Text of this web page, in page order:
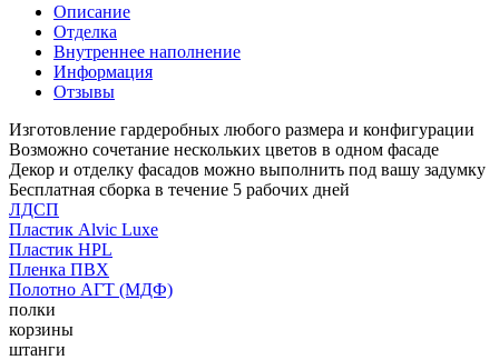
Описание
Отделка
Внутреннее наполнение
Информация
Отзывы
Изготовление гардеробных любого размера и конфигурации
Возможно сочетание нескольких цветов в одном фасаде
Декор и отделку фасадов можно выполнить под вашу задумку
Бесплатная сборка в течение 5 рабочих дней
ЛДСП
Пластик Alvic Luxe
Пластик HPL
Пленка ПВХ
Полотно АГТ (МДФ)
полки
корзины
штанги